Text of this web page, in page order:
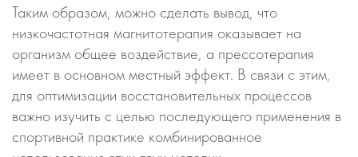
Таким образом, можно сделать вывод, что
низкочастотная магнитотерапия оказывает на
организм общее воздействие, а прессотерапия
имеет в основном местный эффект. В связи с этим,
для оптимизации восстановительных процессов
важно изучить с целью последующего применения в
спортивной практике комбинированное